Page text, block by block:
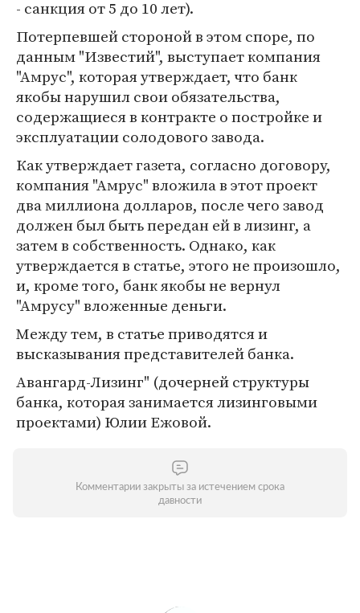
- санкция от 5 до 10 лет).
Потерпевшей стороной в этом споре, по
данным "Известий", выступает компания
"Амрус", которая утверждает, что банк
якобы нарушил свои обязательства,
содержащиеся в контракте о постройке и
эксплуатации солодового завода.
Как утверждает газета, согласно договору,
компания "Амрус" вложила в этот проект
два миллиона долларов, после чего завод
должен был быть передан ей в лизинг, а
затем в собственность. Однако, как
утверждается в статье, этого не произошло,
и, кроме того, банк якобы не вернул
"Амрусу" вложенные деньги.
Между тем, в статье приводятся и
высказывания представителей банка.
Авангард-Лизинг" (дочерней структуры
банка, которая занимается лизинговыми
проектами) Юлии Ежовой.
Комментарии закрыты за истечением срока
давности